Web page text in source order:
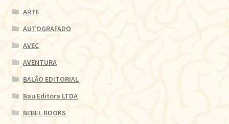
ARTE
AUTOGRAFADO
AVEC
AVENTURA
BALÃO EDITORIAL
Bau Editora LTDA
BEBEL BOOKS